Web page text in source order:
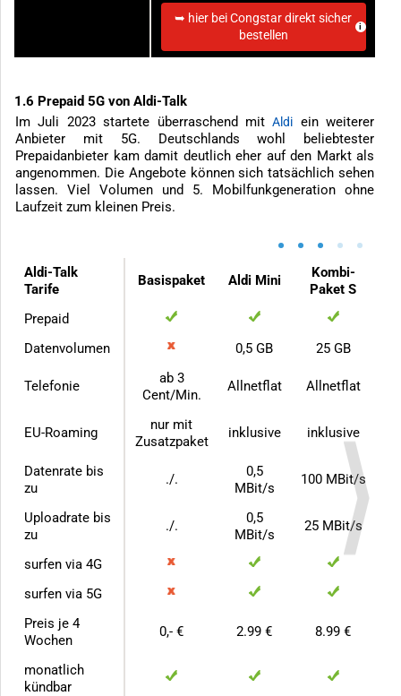
➥ hier bei Congstar direkt sicher
bestellen
1.6 Prepaid 5G von Aldi-Talk
Im Juli 2023 startete überraschend mitAldi ein weiterer
Anbieter mit 5G. Deutschlands wohl beliebtester
Prepaidanbieter kam damit deutlich eher auf den Markt als
angenommen. Die Angebote können sich tatsächlich sehen
lassen. Viel Volumen und 5. Mobilfunkgeneration ohne
Laufzeit zum kleinen Preis.
• • • • •
Aldi-Talk
Tarife
Basispaket Aldi Mini
Kombi-
Paket S
Prepaid
Datenvolumen
0,5 GB 25 GB
Telefonie
ab 3
Cent/Min.
Allnetflat Allnetflat
EU-Roaming
nur mit
Zusatzpaket
inklusive inklusive
Datenrate bis
zu
./.
0,5
MBit/s
100 MBit/s
Uploadrate bis
zu
./.
0,5
MBit/s
25 MBit/s
surfen via 4G
surfen via 5G
Preis je 4
Wochen
0,- € 2.99 € 8.99 €
monatlich
kündbar